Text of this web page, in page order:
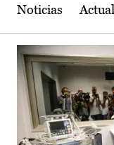
Noticias